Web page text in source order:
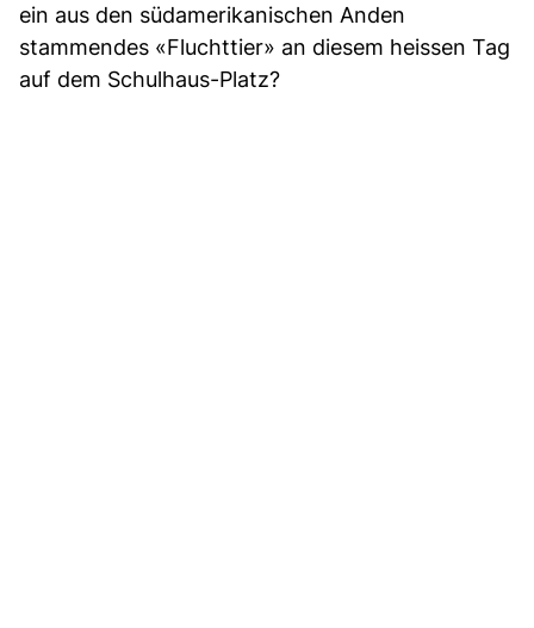
ein aus den südamerikanischen Anden
stammendes «Fluchttier» an diesem heissen Tag
auf dem Schulhaus-Platz?